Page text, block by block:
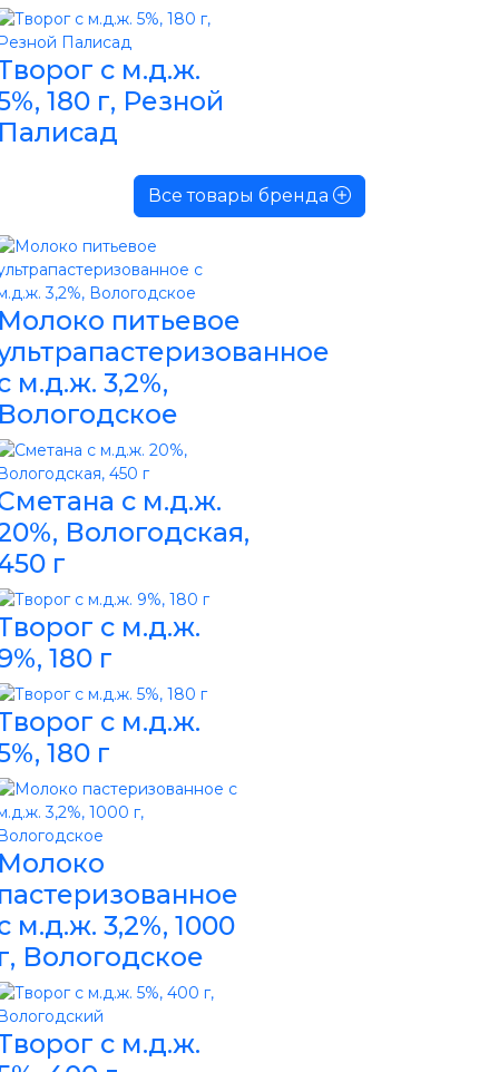
с м.д.ж.
180 г, Резной
Все товары бренда
питьевое
м.д.ж. 3,2%,
с м.д.ж.
Вологодская,
г
с м.д.ж.
180 г
с м.д.ж.
180 г
м.д.ж. 3,2%, 1000
Вологодское
с м.д.ж.